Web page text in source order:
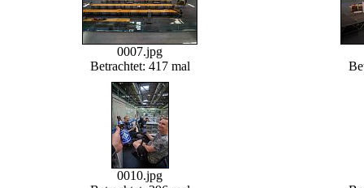
0007.jpg
Betrachtet: 417 mal
0010.jpg